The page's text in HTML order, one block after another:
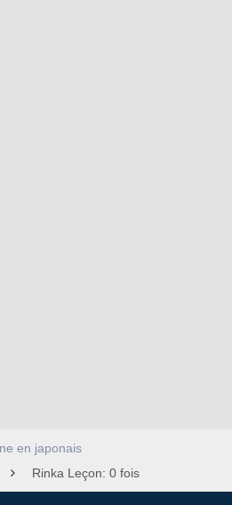
en japonais
Rinka Leçon: 0 fois